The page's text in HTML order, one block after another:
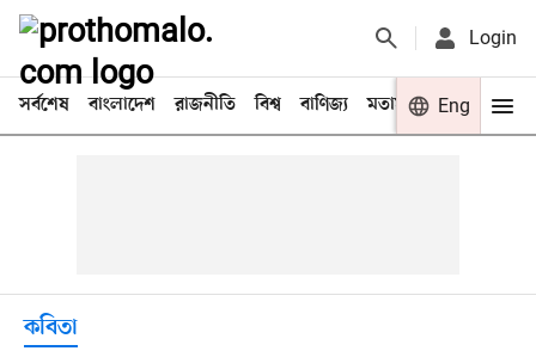
Login
সর্বশেষ বাংলাদেশ রাজনীতি বিশ্ব বাণিজ্য মতামত খেলা
Eng
কবিতা